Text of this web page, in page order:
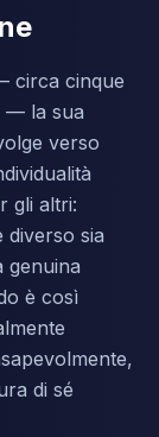
circa cinque
— la sua
verso
gli altri:
diverso sia
genuina
è così
di sé